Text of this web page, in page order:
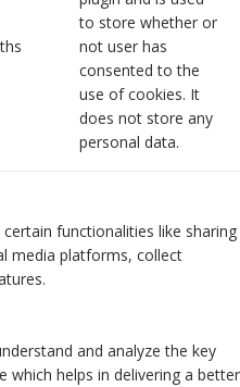
to store whether or
not user has
consented to the
use of cookies. It
does not store any
personal data.
functionalities like sharing
media platforms, collect
and analyze the key
which helps in delivering a better